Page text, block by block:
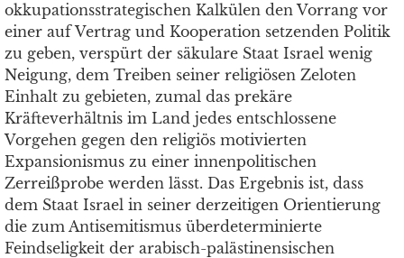
okkupationsstrategischen Kalkülen den Vorrang vor
einer auf Vertrag und Kooperation setzenden Politik
zu geben, verspürt der säkulare Staat Israel wenig
Neigung, dem Treiben seiner religiösen Zeloten
Einhalt zu gebieten, zumal das prekäre
Kräfteverhältnis im Land jedes entschlossene
Vorgehen gegen den religiös motivierten
Expansionismus zu einer innenpolitischen
Zerreißprobe werden lässt. Das Ergebnis ist, dass
dem Staat Israel in seiner derzeitigen Orientierung
die zum Antisemitismus überdeterminierte
Feindseligkeit der arabisch-palästinensischen